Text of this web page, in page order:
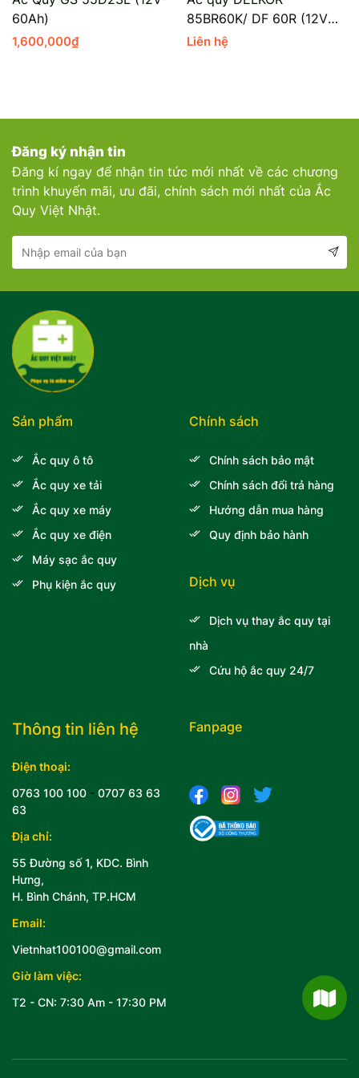
Mercedes-
Đồng Nai -
60Ah)
1,600,000₫
85BR60K/ DF 60R (12V
60Ah)
Liên hệ
Đăng ký nhận tin
Đăng kí ngay để nhận tin tức mới nhất về các chương
trình khuyến mãi, ưu đãi, chính sách mới nhất của Ắc
Quy Việt Nhật.
Thông tin liên hệ
Điện thoại:
0763 100 100 - 0707 63 63
63
Địa chỉ:
55 Đường số 1, KDC. Bình
Hưng,
H. Bình Chánh, TP.HCM
Email:
Vietnhat100100@gmail.com
Giờ làm việc:
T2 - CN: 7:30 Am - 17:30 PM
Sản phẩm
Ắc quy ô tô
Ắc quy xe tải
Ắc quy xe máy
Ắc quy xe điện
Máy sạc ắc quy
Phụ kiện ắc quy
Chính sách
Chính sách bảo mật
Chính sách đổi trả hàng
Hướng dẫn mua hàng
Quy định bảo hành
Dịch vụ
Dịch vụ thay ắc quy tại
nhà
Cứu hộ ắc quy 24/7
Fanpage